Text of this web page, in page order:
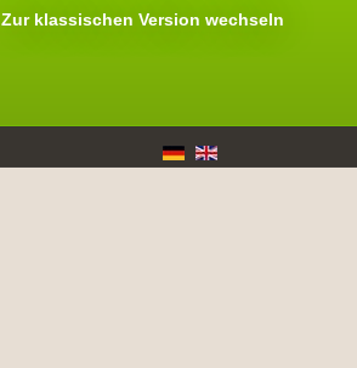
Zur klassischen Version wechseln